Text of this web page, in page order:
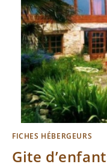
FICHES HÉBERGEURS
Gite